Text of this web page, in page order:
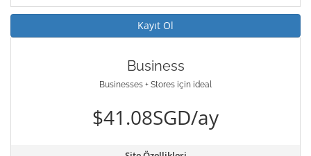
Kayıt Ol
Business
Businesses + Stores için ideal
$41.08SGD/ay